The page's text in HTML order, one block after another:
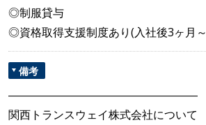
◎制服貸与
◎資格取得支援制度あり(入社後3ヶ月
備考
―――――――――――――――――
関西トランスウェイ株式会社について